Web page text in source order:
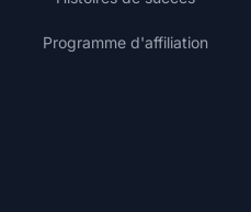
Programme d'affiliation